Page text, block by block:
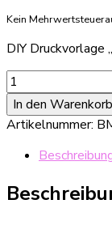
Kein
DIY Druckvorlage
DIY
Druckvorlage
"i-
Dötzchen"
Banderolen
Ritter
Sport
In den Warenkorb
Artikelnummer: